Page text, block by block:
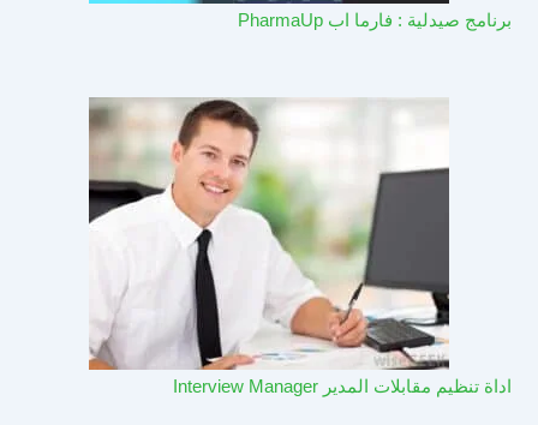
برنامج صيدلية : فارما اب PharmaUp​
اداة تنظيم مقابلات المدير Interview Manager